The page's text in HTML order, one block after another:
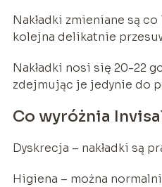
Nakładki zmieniane są co
kolejna delikatnie
Nakładki nosi się 20-22
zdejmując je jedynie do
Co wyróżnia
Dyskrecja – nakładki są
Higiena – można